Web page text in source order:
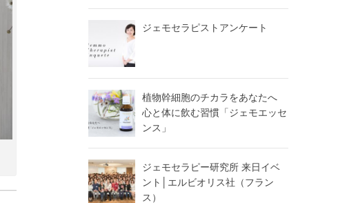
ジェモセラピストアンケート
植物幹細胞のチカラをあなたへ
心と体に飲む習慣「ジェモエッセ
ンス」
ジェモセラピー研究所 来日イベ
ント│エルビオリス社（フラン
ス）